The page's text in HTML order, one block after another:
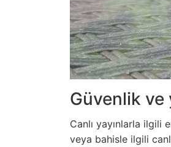
Güvenlik
Canlı yayınlarla
veya bahisle ilgili